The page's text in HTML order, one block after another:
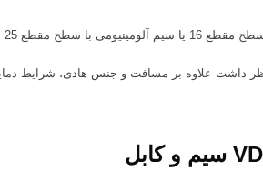
در فاصله 300 متر 26 آمپر را تحمل کند.
نظر داشت علاوه بر مسافت و جنس هادی، شرایط